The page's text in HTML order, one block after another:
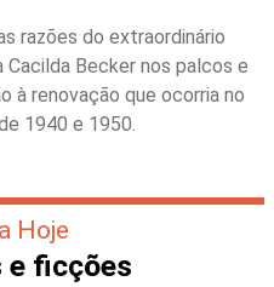
razões do extraordinário
Becker nos palcos e
à renovação que ocorria no
1940 e 1950.
Hoje
e ficções